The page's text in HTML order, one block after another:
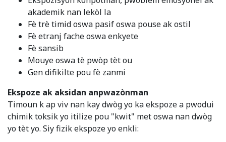
akademik nan lekòl la
Fè trè timid oswa pasif oswa pouse ak ostil
Fè etranj fache oswa enkyete
Fè sansib
Mouye oswa tè pwòp tèt ou
Gen difikilte pou fè zanmi
Ekspoze ak aksidan anpwazònman
Timoun k ap viv nan kay dwòg yo ka ekspoze a pwodui
chimik toksik yo itilize pou "kwit" met oswa nan dwòg
yo tèt yo. Siy fizik ekspoze yo enkli: